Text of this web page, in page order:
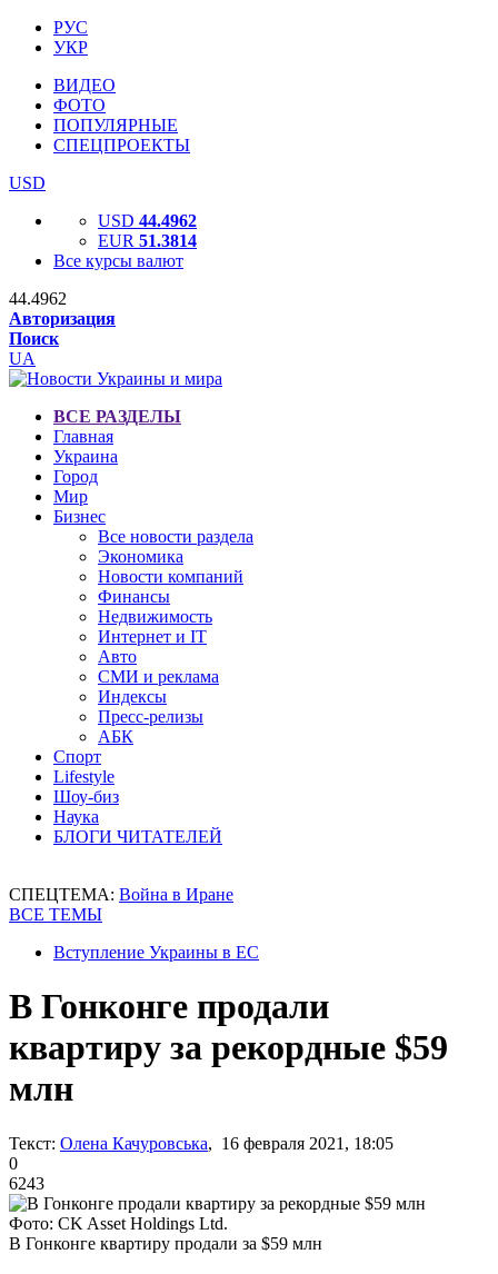
РУС
УКР
ВИДЕО
ФОТО
ПОПУЛЯРНЫЕ
СПЕЦПРОЕКТЫ
USD
USD 44.4962
EUR 51.3814
Все курсы валют
44.4962
Авторизация
Поиск
UA
ВСЕ РАЗДЕЛЫ
Главная
Украина
Город
Мир
Бизнес
Все новости раздела
Экономика
Новости компаний
Финансы
Недвижимость
Интернет и IT
Авто
СМИ и реклама
Индексы
Пресс-релизы
АБК
Спорт
Lifestyle
Шоу-биз
Наука
БЛОГИ ЧИТАТЕЛЕЙ
СПЕЦТЕМА: Война в Иране
ВСЕ ТЕМЫ
Вступление Украины в ЕС
В Гонконге продали
квартиру за рекордные $59
млн
Текст: Олена Качуровська, 16 февраля 2021, 18:05
0
6243
Фото: CK Asset Holdings Ltd.
В Гонконге квартиру продали за $59 млн